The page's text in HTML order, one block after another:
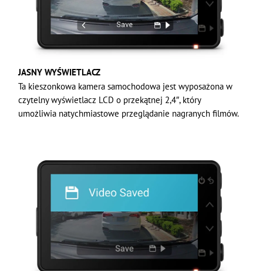
JASNY WYŚWIETLACZ
Ta kieszonkowa kamera samochodowa jest wyposażona w
czytelny wyświetlacz LCD o przekątnej 2,4″, który
umożliwia natychmiastowe przeglądanie nagranych filmów.